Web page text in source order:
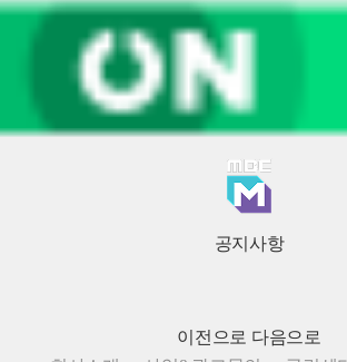
공지사항
이전으로 다음으로